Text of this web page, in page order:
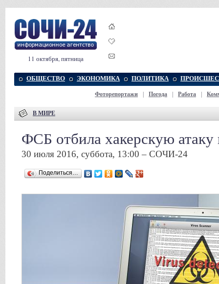
11 октября, пятница
ОБЩЕСТВО ЭКОНОМИКА ПОЛИТИКА
Фоторепортажи Погода Работа
В МИРЕ
ФСБ отбила хакерскую
30 июля 2016, суббота, 13:00 – СОЧИ-24
Поделиться…